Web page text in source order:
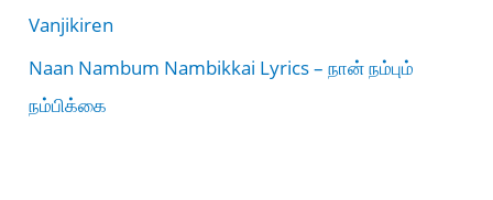
Vanjikiren
Naan Nambum Nambikkai Lyrics – நான் நம்பும்
நம்பிக்கை